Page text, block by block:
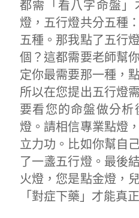
都需「看八字命盤
燈，五行燈共分五種
五種。那我點了五行
個？這都需要老師幫
定你最需要那一種，
所以在您提出五行燈
要看您的命盤做分
燈。請相信專業點燈
立力功。比如你幫自
了一盞五行燈。最後
火燈，您是點金燈，
「對症下藥」才能真